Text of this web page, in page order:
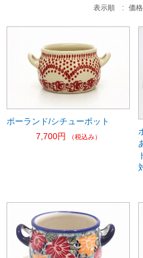
表示順 : 価
ポーランド/シチューポット
7,700円
（税込み）